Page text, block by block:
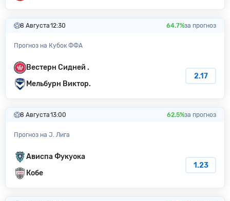
8 Августа12:30 64.7%за прогноз
Прогноз на Кубок ФФА
Вестерн Сидней .
Мельбурн Виктор.
2.17
8 Августа13:00 62.5%за прогноз
Прогноз на J. Лига
Ависпа Фукуока
Кобе
1.23